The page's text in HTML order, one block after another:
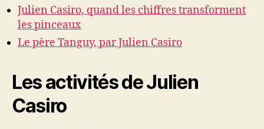
Julien Casiro, quand les chiffres transforment
les pinceaux
Le père Tanguy, par Julien Casiro
Les activités de Julien
Casiro